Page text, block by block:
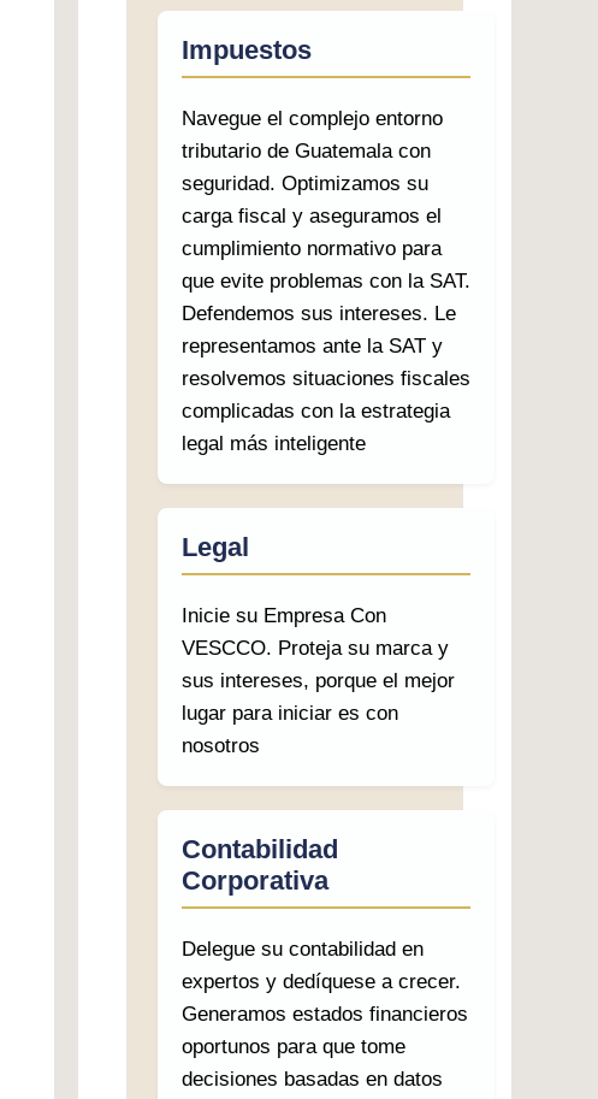
Impuestos
Navegue el complejo entorno
tributario de Guatemala con
seguridad. Optimizamos su
carga fiscal y aseguramos el
cumplimiento normativo para
que evite problemas con la SAT.
Defendemos sus intereses. Le
representamos ante la SAT y
resolvemos situaciones fiscales
complicadas con la estrategia
legal más inteligente
Legal
Inicie su Empresa Con
VESCCO. Proteja su marca y
sus intereses, porque el mejor
lugar para iniciar es con
nosotros
Contabilidad
Corporativa
Delegue su contabilidad en
expertos y dedíquese a crecer.
Generamos estados financieros
oportunos para que tome
decisiones basadas en datos